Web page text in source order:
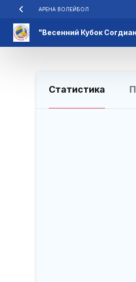
АРЕНА ВОЛЕЙБОЛ
"Весенний Кубок
Статистика